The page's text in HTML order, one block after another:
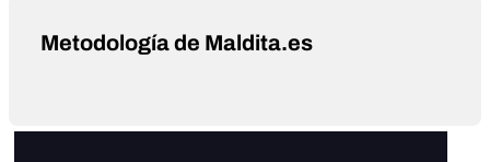
Metodología de Maldita.es